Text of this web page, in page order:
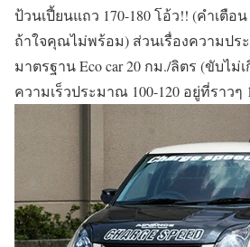
ป้วนเปี้ยนแถว 170-180 โอ้ว!! (คำเตือ
ถ้าใจคุณไม่พร้อม) ส่วนเรื่องความปร
มาตรฐาน Eco car 20 กม./ลิตร (ขับไม่
ความเร็วประมาณ 100-120 อยู่ที่ราวๆ